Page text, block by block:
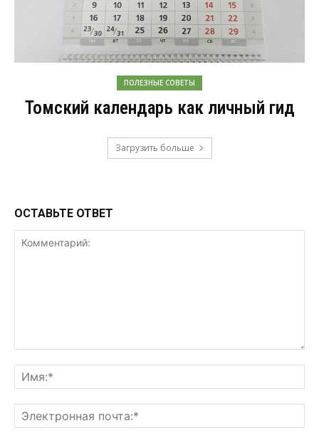
ПОЛЕЗНЫЕ СОВЕТЫ
Томский календарь как личный гид
Загрузить больше
ОСТАВЬТЕ ОТВЕТ